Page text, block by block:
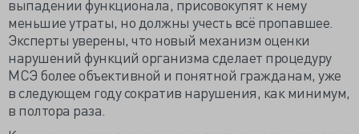
выпадении функционала, присовокупят к нему
меньшие утраты, но должны учесть всё пропавшее.
Эксперты уверены, что новый механизм оценки
нарушений функций организма сделает процедуру
МСЭ более объективной и понятной гражданам, уже
в следующем году сократив нарушения, как минимум,
в полтора раза.